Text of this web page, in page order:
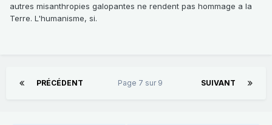
autres misanthropies galopantes ne rendent pas hommage a la
Terre. L'humanisme, si.
PRÉCÉDENT SUIVANT
Page 7 sur 9